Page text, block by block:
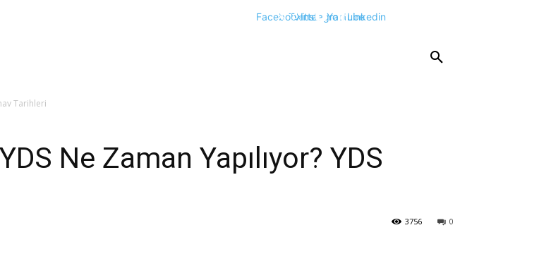
FacebookTwitter
InstagramYoutubeLinkedin
Tarihleri
Ne Zaman Yapılıyor? YDS
0
3756